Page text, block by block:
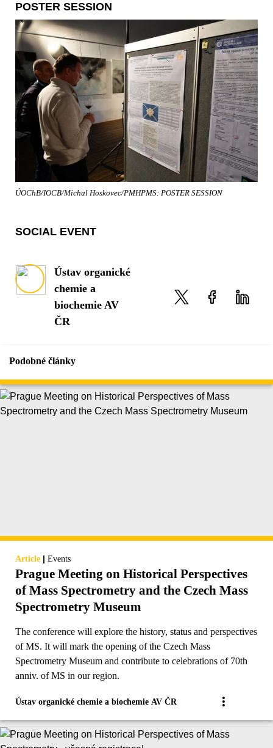
POSTER SESSION
ÚOChB/IOCB/Michal Hoskovec/PMHPMS: POSTER SESSION
SOCIAL EVENT
Ústav organické
chemie a
biochemie AV
ČR
Podobné články
Article | Events
Prague Meeting on Historical Perspectives
of Mass Spectrometry and the Czech Mass
Spectrometry Museum
The conference will explore the history, status and perspectives
of MS. It will mark the opening of the Czech Mass
Spectrometry Museum and contribute to celebrations of 70th
anniv. of MS in our region.
Ústav organické chemie a biochemie AV ČR